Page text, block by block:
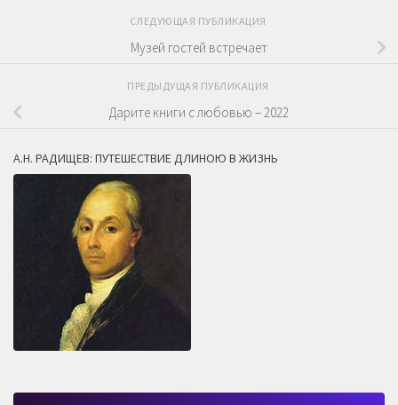
СЛЕДУЮЩАЯ ПУБЛИКАЦИЯ
Музей гостей встречает
ПРЕДЫДУЩАЯ ПУБЛИКАЦИЯ
Дарите книги с любовью – 2022
А.Н. РАДИЩЕВ: ПУТЕШЕСТВИЕ ДЛИНОЮ В ЖИЗНЬ